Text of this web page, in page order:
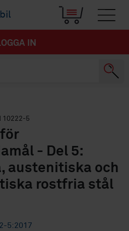
IN
10222-5
- Del 5:
austenitiska och
rostfria stål
5:2017